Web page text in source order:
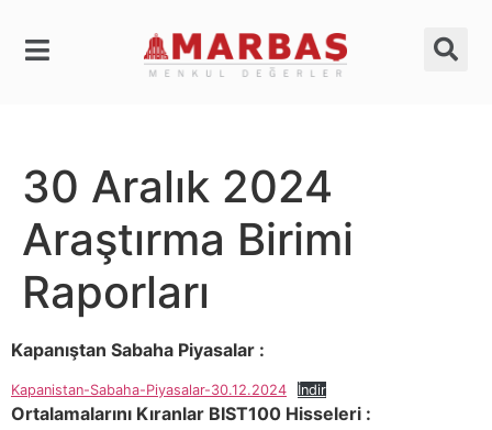
30 Aralık 2024
Araştırma Birimi
Raporları
Kapanıştan Sabaha Piyasalar :
Kapanistan-Sabaha-Piyasalar-30.12.2024 İndir
Ortalamalarını Kıranlar BIST100 Hisseleri :